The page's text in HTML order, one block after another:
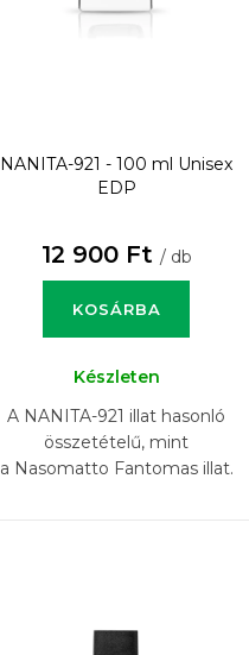
NANITA-921 - 100 ml Unisex
EDP
12 900 Ft / db
KOSÁRBA
Készleten
A NANITA-921 illat hasonló
összetételű, mint
a Nasomatto Fantomas illat.